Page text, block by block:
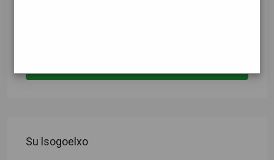
Su lsogoelxo